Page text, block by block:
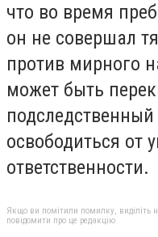
что во время
он не совершал
против мирного
может быть
освободиться от
ответственности.
Якщо ви помітили помилку, виділіть
повідомити про це редакцію